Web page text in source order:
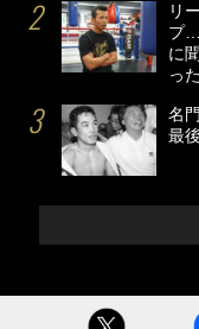
リ
プ…
に
っ
名
最